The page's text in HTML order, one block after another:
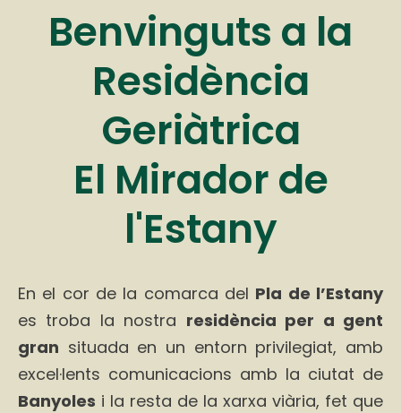
Benvinguts a la
Residència
Geriàtrica
El Mirador de
l'Estany
En el cor de la comarca del Pla de l’Estany
es troba la nostra residència per a gent
gran situada en un entorn privilegiat, amb
excel·lents comunicacions amb la ciutat de
Banyoles i la resta de la xarxa viària, fet que